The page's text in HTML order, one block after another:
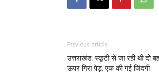
Previous article
उत्तराखंड: स्कूटी से जा रही थी दो
ऊपर गिरा पेड़, एक की गई जिंदगी